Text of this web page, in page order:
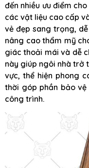
đến nhiều ưu điểm
các vật liệu cao cấp
vẻ đẹp sang trọng,
nâng cao thẩm mỹ
giác thoải mái và dễ
này giúp ngôi nhà trở
vực, thể hiện phong
thời góp phần bảo
công trình.